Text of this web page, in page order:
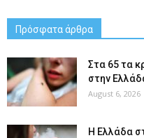
Πρόσφατα άρθρα
Στα 65 τα
στην
August 6, 2026
Η Ελλάδα